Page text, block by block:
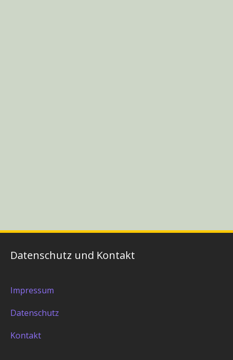
Datenschutz und Kontakt
Impressum
Datenschutz
Kontakt